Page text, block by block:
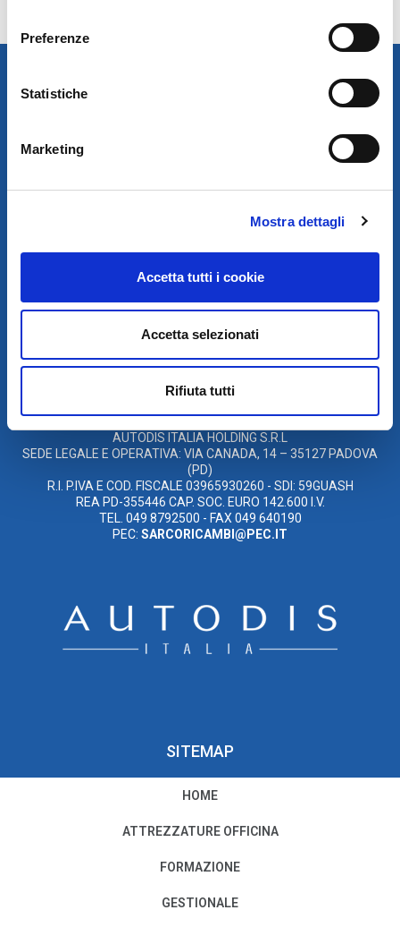
Preferenze
Statistiche
Marketing
Mostra dettagli
Accetta tutti i cookie
Accetta selezionati
Rifiuta tutti
DI TELEASSISTENZA
© 2021
XMASTERÈ UN MARCHIO DI AUTODIS ITALIA HOLDING
AUTODIS ITALIA HOLDING S.R.L
SEDE LEGALE E OPERATIVA: VIA CANADA, 14 – 35127 PADOVA
(PD)
R.I. P.IVA E COD. FISCALE 03965930260 - SDI: 59GUASH
REA PD-355446 CAP. SOC. EURO 142.600 I.V.
TEL. 049 8792500 - FAX 049 640190
PEC: SARCORICAMBI@PEC.IT
SITEMAP
HOME
ATTREZZATURE OFFICINA
FORMAZIONE
GESTIONALE
PRIVACY E COOKIE POLICY